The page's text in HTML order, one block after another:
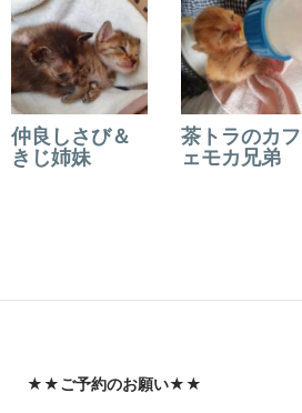
仲良しさび＆
きじ姉妹
茶トラのカフ
ェモカ兄弟
★★ご予約のお願い★★